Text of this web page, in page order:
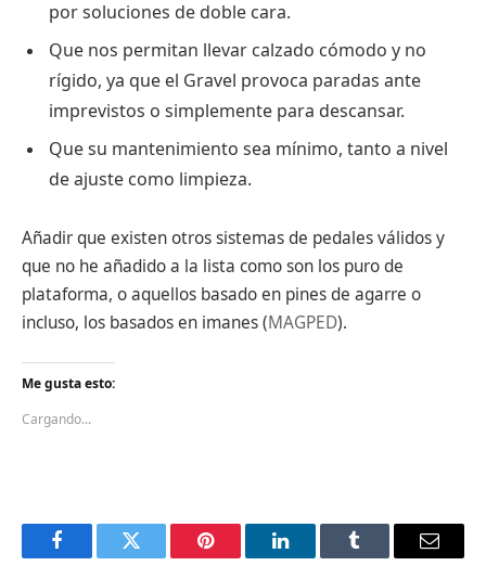
por soluciones de doble cara.
Que nos permitan llevar calzado cómodo y no
rígido, ya que el Gravel provoca paradas ante
imprevistos o simplemente para descansar.
Que su mantenimiento sea mínimo, tanto a nivel
de ajuste como limpieza.
Añadir que existen otros sistemas de pedales válidos y
que no he añadido a la lista como son los puro de
plataforma, o aquellos basado en pines de agarre o
incluso, los basados en imanes (MAGPED).
Me gusta esto:
Cargando...
FacebookTwitter Pinterest LinkedInTumblr Email